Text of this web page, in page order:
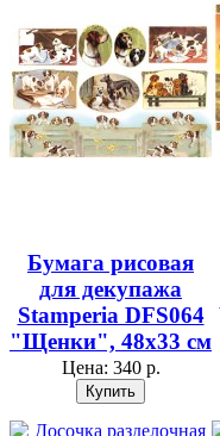
Бумага рисовая
для декупажа
Stamperia DFS064
"Щенки", 48х33 см
Цена: 340 р.